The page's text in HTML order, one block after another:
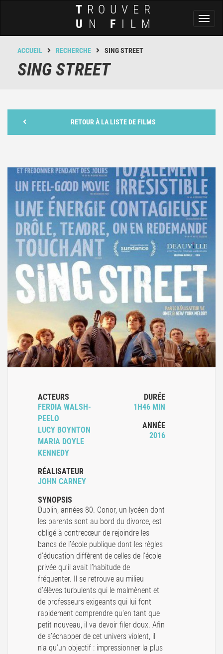
T ROUVER
U N F ILM
ACCUEIL RECHERCHE SING STREET
SING STREET
RETOUR À LA LISTE DE FILMS
ACTEURS
FERDIA WALSH-
PEELO
LUCY BOYNTON
MARIA DOYLE
KENNEDY
RÉALISATEUR
JOHN CARNEY
DURÉE
1H46 MIN
ANNÉE
2016
SYNOPSIS
Dublin, années 80. Conor, un lycéen dont
les parents sont au bord du divorce, est
obligé à contrecœur de rejoindre les
bancs de l’école publique dont les règles
d’éducation diffèrent de celles de l’école
privée qu’il avait l’habitude de
fréquenter. Il se retrouve au milieu
d’élèves turbulents qui le malmènent et
de professeurs exigeants qui lui font
rapidement comprendre qu'en tant que
petit nouveau, il va devoir filer doux. Afin
de s’échapper de cet univers violent, il
n’a qu’un objectif : impressionner la plus